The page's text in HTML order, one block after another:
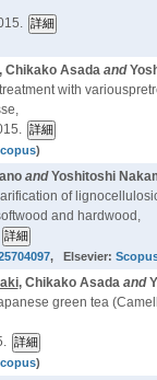
Chikako Asadaand
with
)
andYoshitoshi
of
and hardwood,
, Elsevier:
, Chikako Asadaand
green tea
)